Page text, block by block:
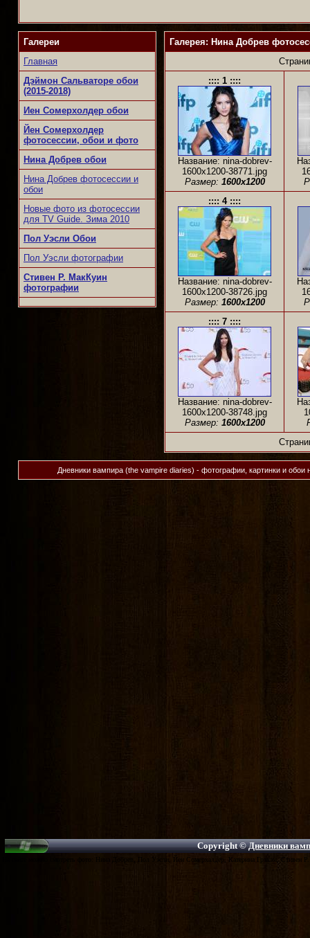
Галереи
Главная
Дэймон Сальваторе обои
(2015-2018)
Иен Сомерхолдер обои
Йен Сомерхолдер
фотосессии, обои и фото
Нина Добрев обои
Нина Добрев фотосессии и
обои
Новые фото из фотосессии
для TV Guide. Зима 2010
Пол Уэсли Обои
Пол Уэсли фотографии
Стивен Р. МакКуин
фотографии
Галерея: Нина Добрев
:::: 1 ::::
Название: nina-dobrev-
1600x1200-38771.jpg
Размер: 1600x1200
:::: 4 ::::
Название: nina-dobrev-
1600x1200-38726.jpg
Размер: 1600x1200
:::: 7 ::::
Название: nina-dobrev-
1600x1200-38748.jpg
Размер: 1600x1200
Дневники вампира (the vampire diaries) - фотографии, картинки и обои
Copyright ©Дневники
На сайте можно смотреть фото: Нина Добрев, Пол Уэсли, Йен Сомерхалдер, Катерина Грэхэм,